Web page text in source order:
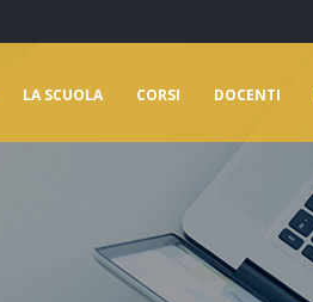
LA SCUOLA CORSI DOCENTI